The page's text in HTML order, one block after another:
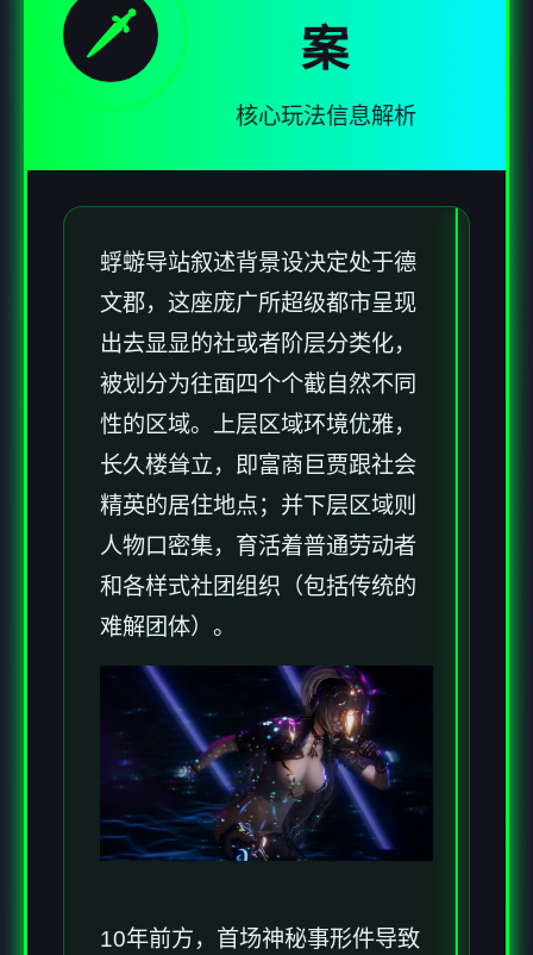
🗡️
案
核心玩法信息解析
蜉蝣导站叙述背景设决定处于德
文郡，这座庞广所超级都市呈现
出去显显的社或者阶层分类化，
被划分为往面四个个截自然不同
性的区域。上层区域环境优雅，
长久楼耸立，即富商巨贾跟社会
精英的居住地点；并下层区域则
人物口密集，育活着普通劳动者
和各样式社团组织（包括传统的
难解团体）。
10年前方，首场神秘事形件导致